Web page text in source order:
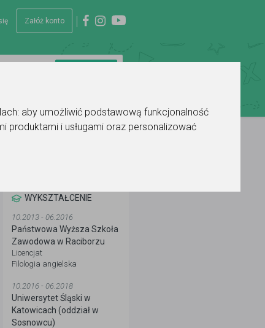
aby umożliwić podstawową funkcjonalność
produktami i usługami oraz personalizować
Załóż konto
WYKSZTAŁCENIE
10.2013 - 06.2016
Państwowa Wyższa Szkoła
Zawodowa w Raciborzu
Licencjat
Filologia angielska
10.2016 - 06.2018
Uniwersytet Śląski w
Katowicach (oddział w
Sosnowcu)